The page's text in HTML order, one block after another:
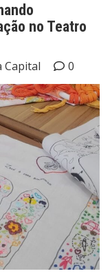
no Teatro
Capital 0